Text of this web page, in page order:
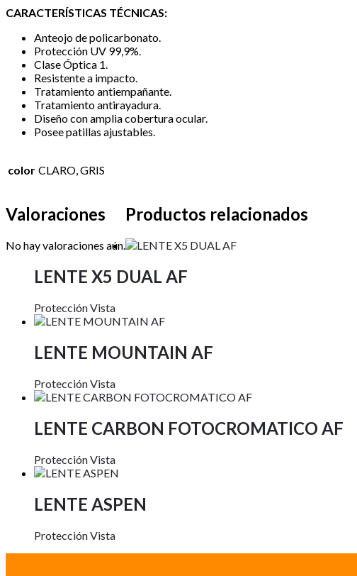
CARACTERÍSTICAS TÉCNICAS:
Anteojo de policarbonato.
Protección UV 99,9%.
Clase Óptica 1.
Resistente a impacto.
Tratamiento antiempañante.
Tratamiento antirayadura.
Diseño con amplia cobertura ocular.
Posee patillas ajustables.
color CLARO, GRIS
Valoraciones
No hay valoraciones aún.
Productos relacionados
LENTE X5 DUAL AF
Protección Vista
LENTE MOUNTAIN AF
Protección Vista
LENTE CARBON FOTOCROMATICO AF
Protección Vista
LENTE ASPEN
Protección Vista